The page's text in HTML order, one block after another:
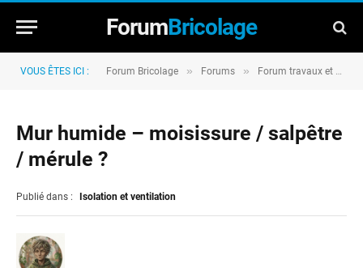
ForumBricolage
VOUS ÊTES ICI : Forum Bricolage » Forums » Forum travaux et rénovation
Mur humide – moisissure / salpêtre
/ mérule ?
Publié dans : Isolation et ventilation